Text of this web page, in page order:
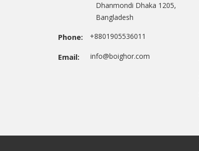
Dhanmondi Dhaka 1205,
Bangladesh
Phone: +8801905536011
Email: info@boighor.com